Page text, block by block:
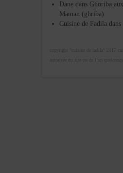
Dane dans Ghoriba
Maman (ghriba)
Cuisine de Fadila dans